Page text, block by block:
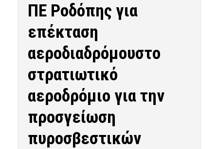
ΠΕ Ροδόπης για
επέκταση
αεροδιαδρόμουστο
στρατιωτικό
αεροδρόμιο για την
προσγείωση
πυροσβεστικών